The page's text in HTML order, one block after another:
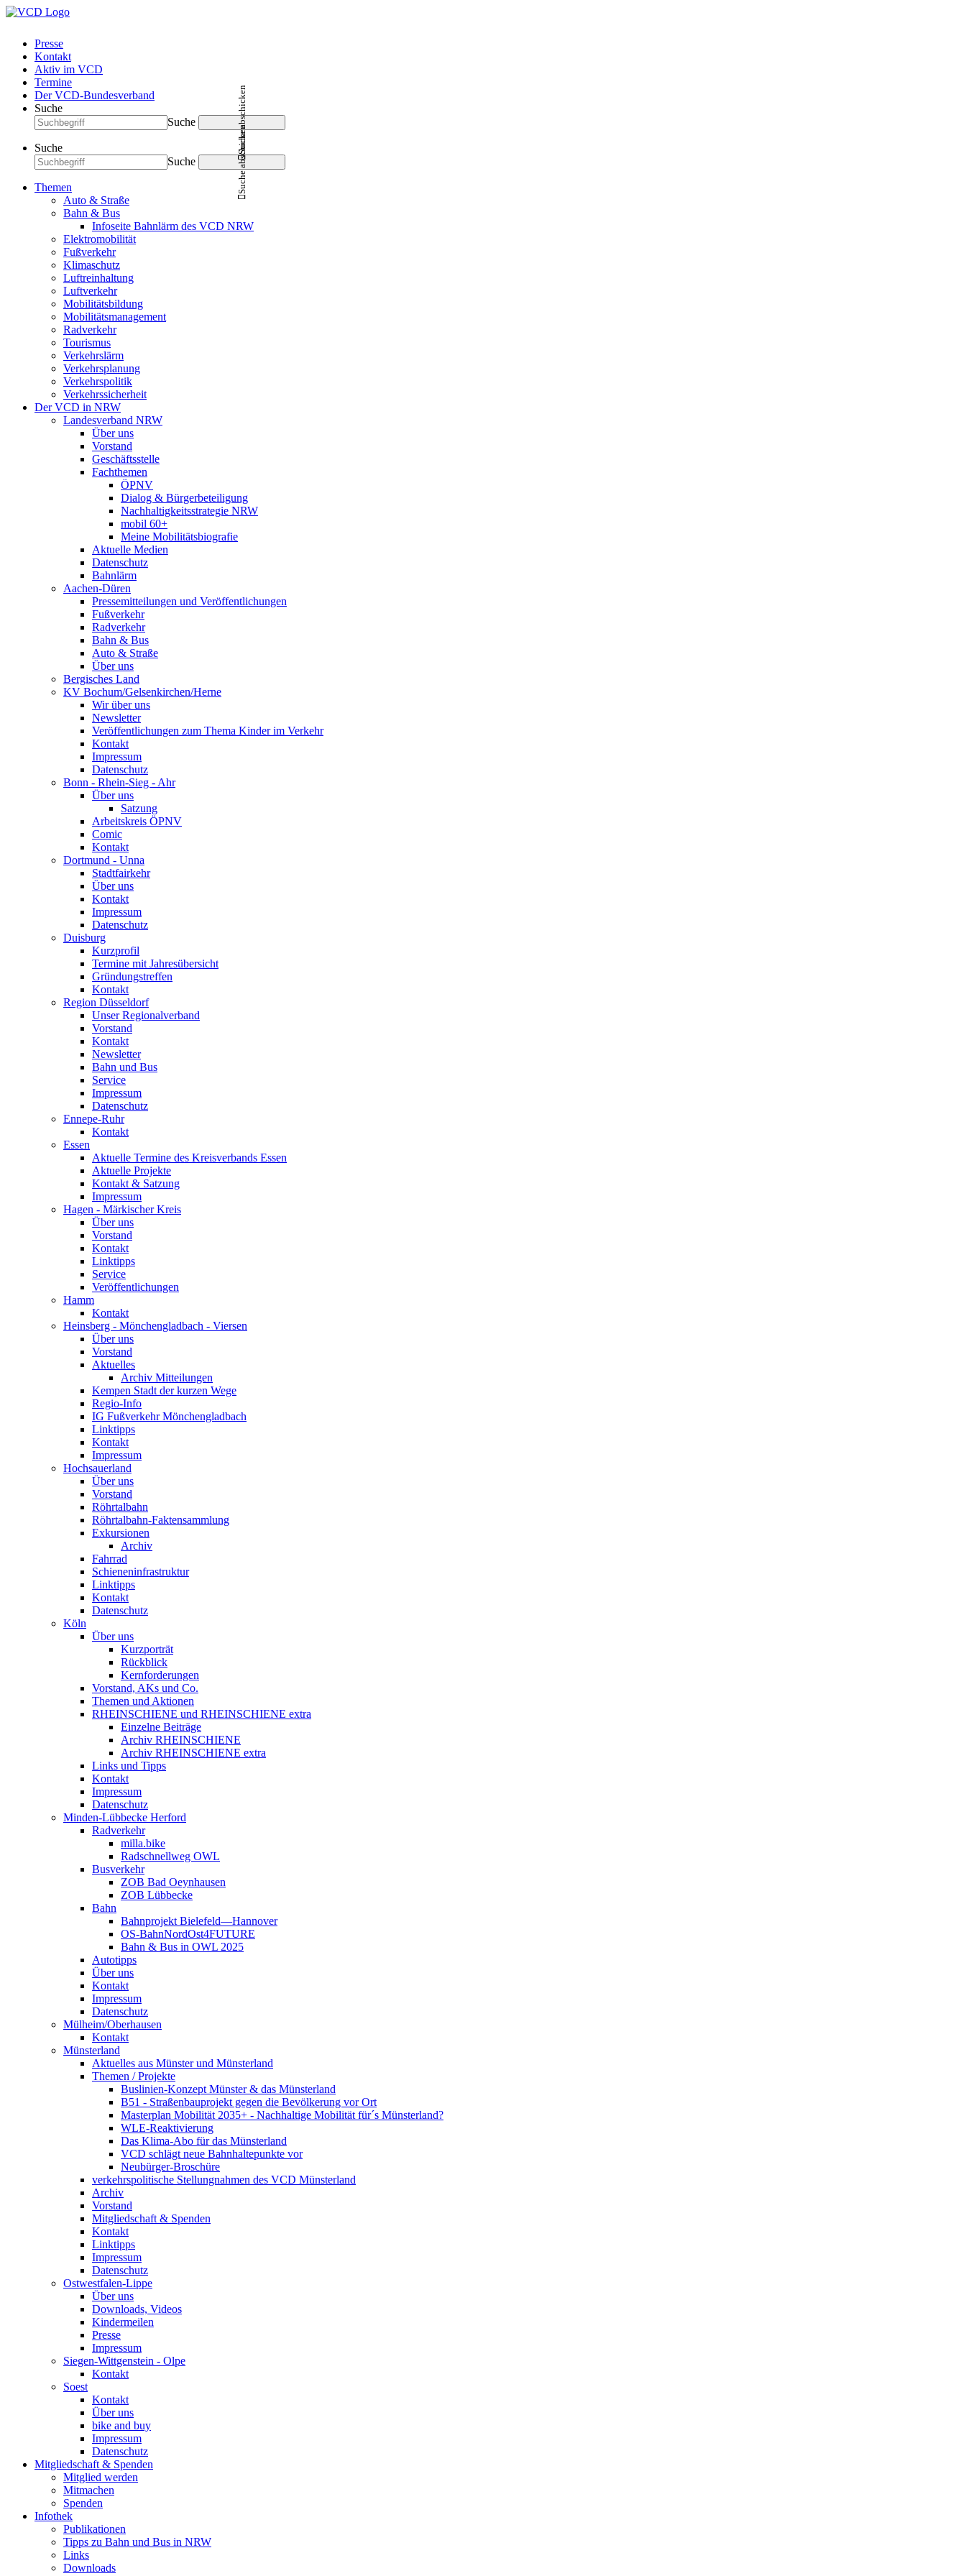
Presse
Kontakt
Aktiv im VCD
Termine
Der VCD-Bundesverband
Suche
Suche
Suche abschicken
Suche
Suche
Suche abschicken
Themen
Auto & Straße
Bahn & Bus
Infoseite Bahnlärm des VCD NRW
Elektromobilität
Fußverkehr
Klimaschutz
Luftreinhaltung
Luftverkehr
Mobilitätsbildung
Mobilitätsmanagement
Radverkehr
Tourismus
Verkehrslärm
Verkehrsplanung
Verkehrspolitik
Verkehrssicherheit
Der VCD in NRW
Landesverband NRW
Über uns
Vorstand
Geschäftsstelle
Fachthemen
ÖPNV
Dialog & Bürgerbeteiligung
Nachhaltigkeitsstrategie NRW
mobil 60+
Meine Mobilitätsbiografie
Aktuelle Medien
Datenschutz
Bahnlärm
Aachen-Düren
Pressemitteilungen und Veröffentlichungen
Fußverkehr
Radverkehr
Bahn & Bus
Auto & Straße
Über uns
Bergisches Land
KV Bochum/Gelsenkirchen/Herne
Wir über uns
Newsletter
Veröffentlichungen zum Thema Kinder im Verkehr
Kontakt
Impressum
Datenschutz
Bonn - Rhein-Sieg - Ahr
Über uns
Satzung
Arbeitskreis ÖPNV
Comic
Kontakt
Dortmund - Unna
Stadtfairkehr
Über uns
Kontakt
Impressum
Datenschutz
Duisburg
Kurzprofil
Termine mit Jahresübersicht
Gründungstreffen
Kontakt
Region Düsseldorf
Unser Regionalverband
Vorstand
Kontakt
Newsletter
Bahn und Bus
Service
Impressum
Datenschutz
Ennepe-Ruhr
Kontakt
Essen
Aktuelle Termine des Kreisverbands Essen
Aktuelle Projekte
Kontakt & Satzung
Impressum
Hagen - Märkischer Kreis
Über uns
Vorstand
Kontakt
Linktipps
Service
Veröffentlichungen
Hamm
Kontakt
Heinsberg - Mönchengladbach - Viersen
Über uns
Vorstand
Aktuelles
Archiv Mitteilungen
Kempen Stadt der kurzen Wege
Regio-Info
IG Fußverkehr Mönchengladbach
Linktipps
Kontakt
Impressum
Hochsauerland
Über uns
Vorstand
Röhrtalbahn
Röhrtalbahn-Faktensammlung
Exkursionen
Archiv
Fahrrad
Schieneninfrastruktur
Linktipps
Kontakt
Datenschutz
Köln
Über uns
Kurzporträt
Rückblick
Kernforderungen
Vorstand, AKs und Co.
Themen und Aktionen
RHEINSCHIENE und RHEINSCHIENE extra
Einzelne Beiträge
Archiv RHEINSCHIENE
Archiv RHEINSCHIENE extra
Links und Tipps
Kontakt
Impressum
Datenschutz
Minden-Lübbecke Herford
Radverkehr
milla.bike
Radschnellweg OWL
Busverkehr
ZOB Bad Oeynhausen
ZOB Lübbecke
Bahn
Bahnprojekt Bielefeld—Hannover
OS-BahnNordOst4FUTURE
Bahn & Bus in OWL 2025
Autotipps
Über uns
Kontakt
Impressum
Datenschutz
Mülheim/Oberhausen
Kontakt
Münsterland
Aktuelles aus Münster und Münsterland
Themen / Projekte
Buslinien-Konzept Münster & das Münsterland
B51 - Straßenbauprojekt gegen die Bevölkerung vor Ort
Masterplan Mobilität 2035+ - Nachhaltige Mobilität für´s Münsterland?
WLE-Reaktivierung
Das Klima-Abo für das Münsterland
VCD schlägt neue Bahnhaltepunkte vor
Neubürger-Broschüre
verkehrspolitische Stellungnahmen des VCD Münsterland
Archiv
Vorstand
Mitgliedschaft & Spenden
Kontakt
Linktipps
Impressum
Datenschutz
Ostwestfalen-Lippe
Über uns
Downloads, Videos
Kindermeilen
Presse
Impressum
Siegen-Wittgenstein - Olpe
Kontakt
Soest
Kontakt
Über uns
bike and buy
Impressum
Datenschutz
Mitgliedschaft & Spenden
Mitglied werden
Mitmachen
Spenden
Infothek
Publikationen
Tipps zu Bahn und Bus in NRW
Links
Downloads